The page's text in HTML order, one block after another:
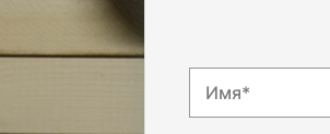
Имя*